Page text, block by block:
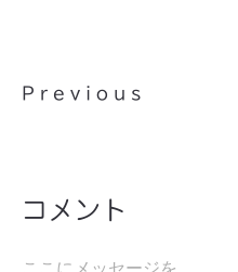
Previous
コメント